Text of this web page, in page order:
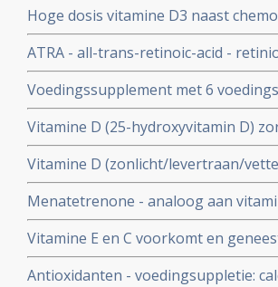
de hoogste PD-L1 waarden copy 1
Hoge dosis vitamine D3 naast
vrije tijd en betere controle van de
ook sterk de bijwerkingen van de
ATRA - all-trans-retinoic-acid -
tumorgroei bij darmkanker blijkt uit
darmkankerpatienten copy 1
Voedingssupplement met 6
langere progressievrije ziekte en
gevorderde darmkanker.
Vitamine D (25-hydroxyvitamin D)
procent - op overlijden aan
Vitamine D (zonlicht/levertraan/
belangrijke rol in preventie van
Menatetrenone - analoog aan
kans op een recidief significant -
verbetert 3 jaars overleving met 23
Vitamine E en C voorkomt en
dikke darmkanker.
Antioxidanten - voedingsuppletie: